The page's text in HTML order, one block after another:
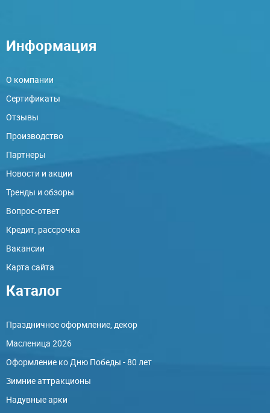
Информация
О компании
Сертификаты
Отзывы
Производство
Партнеры
Новости и акции
Тренды и обзоры
Вопрос-ответ
Кредит, рассрочка
Вакансии
Карта сайта
Каталог
Праздничное оформление, декор
Масленица 2026
Оформление ко Дню Победы - 80 лет
Зимние аттракционы
Надувные арки